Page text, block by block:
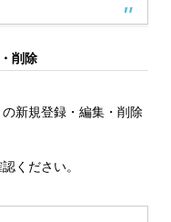
削除
新規登録・編集・削除
ください。